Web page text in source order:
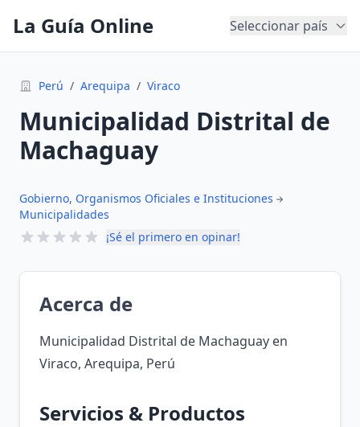
La Guía Online Seleccionar país
Perú / Arequipa / Viraco
Municipalidad Distrital de
Machaguay
Gobierno, Organismos Oficiales e Instituciones
Municipalidades
¡Sé el primero en opinar!
Acerca de
Municipalidad Distrital de Machaguay en
Viraco, Arequipa, Perú
Servicios & Productos